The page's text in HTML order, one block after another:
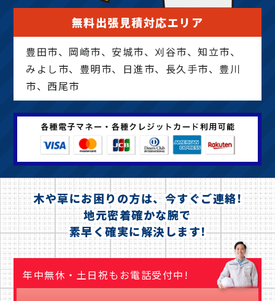
無料出張見積対応エリア
豊田市、岡崎市、安城市、刈谷市、知立市、
みよし市、豊明市、日進市、長久手市、豊川
市、西尾市
木や草にお困りの方は、今すぐご連絡!
地元密着確かな腕で
素早く確実に解決します!
年中無休・土日祝もお電話受付中!